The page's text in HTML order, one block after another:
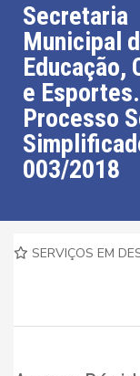
Secretaria
Municipal
Educação,
e Esportes.
Processo
003/2018
SERVIÇOS EM